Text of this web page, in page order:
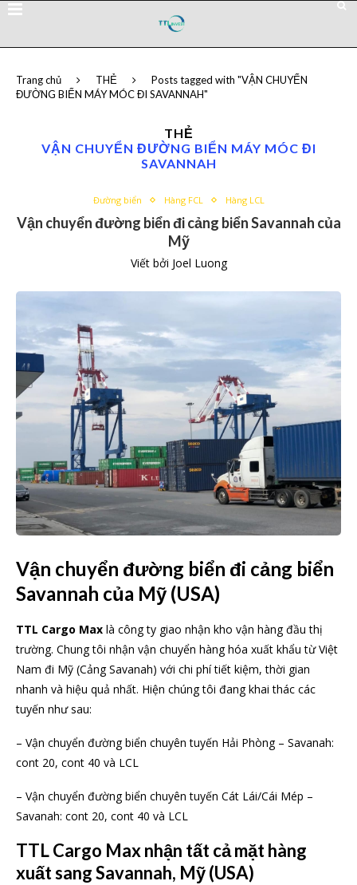
Trang chủ THẺ
Posts tagged with "VẬN CHUYỂN
ĐƯỜNG BIỂN MÁY MÓC ĐI SAVANNAH"
THẺ
VẬN CHUYỂN ĐƯỜNG BIỂN MÁY MÓC ĐI
SAVANNAH
Đường biển Hàng FCL Hàng LCL
Vận chuyển đường biển đi cảng biển Savannah của
Mỹ
Viết bởi Joel Luong
Vận chuyển đường biển đi cảng biển
Savannah của Mỹ (USA)
TTL Cargo Max là công ty giao nhận kho vận hàng đầu thị
trường. Chung tôi nhận vận chuyển hàng hóa xuất khẩu từ Việt
Nam đi Mỹ (Cảng Savanah) với chi phí tiết kiệm, thời gian
nhanh và hiệu quả nhất. Hiện chúng tôi đang khai thác các
tuyến như sau:
– Vận chuyển đường biển chuyên tuyến Hải Phòng – Savanah:
cont 20, cont 40 và LCL
– Vận chuyển đường biển chuyên tuyến Cát Lái/Cái Mép –
Savanah: cont 20, cont 40 và LCL
TTL Cargo Max nhận tất cả mặt hàng
xuất sang Savannah, Mỹ (USA)